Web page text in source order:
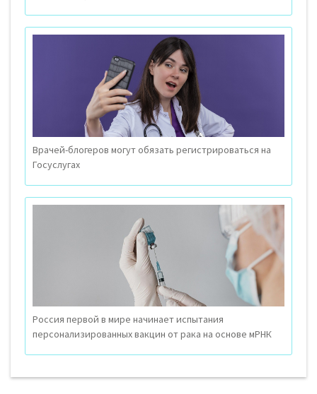
Врачей-блогеров могут обязать регистрироваться на
Госуслугах
Россия первой в мире начинает испытания
персонализированных вакцин от рака на основе мРНК